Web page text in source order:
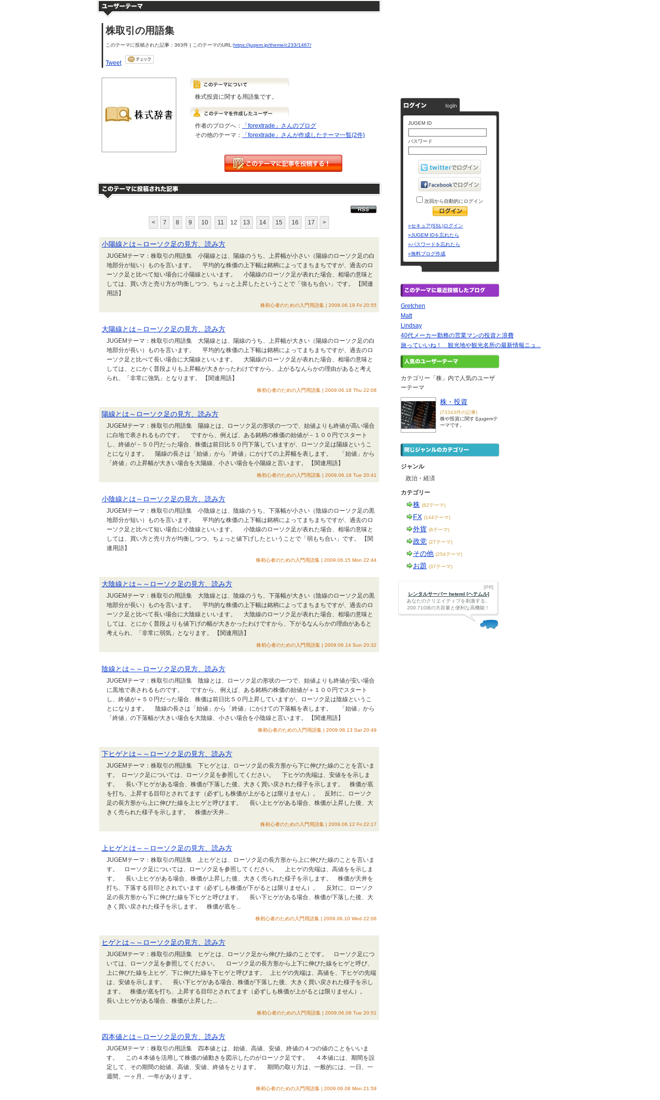
株取引の用語集
このテーマに投稿された記事：363件 | このテーマのURL:https://jugem.jp/theme/c233/1467/
Tweet
株式投資に関する用語集です。
作者のブログへ：
「forextrade」さんのブログ
その他のテーマ：
「forextrade」さんが作成したテーマ一覧(2件)
< 7 8 9 10 11 12 13 14 15 16 17 >
小陽線とは～ローソク足の見方、読み方
JUGEMテーマ：株取引の用語集 小陽線とは、陽線のうち、上昇幅が小さい（陽線のローソク足の白
地部分が短い）ものを言います。 平均的な株価の上下幅は銘柄によってまちまちですが、過去のロ
ーソク足と比べて短い場合に小陽線といいます。 小陽線のローソク足が表れた場合、相場の意味と
しては、買い方と売り方が均衡しつつ、ちょっと上昇したということで「強もち合い」です。 【関連
用語】
株初心者のための入門用語集 | 2009.06.19 Fri 20:55
大陽線とは～ローソク足の見方、読み方
JUGEMテーマ：株取引の用語集 大陽線とは、陽線のうち、上昇幅が大きい（陽線のローソク足の白
地部分が長い）ものを言います。 平均的な株価の上下幅は銘柄によってまちまちですが、過去のロ
ーソク足と比べて長い場合に大陽線といいます。 大陽線のローソク足が表れた場合、相場の意味と
しては、とにかく普段よりも上昇幅が大きかったわけですから、上がるなんらかの理由があると考え
られ、「非常に強気」となります。 【関連用語】
株初心者のための入門用語集 | 2009.06.18 Thu 22:08
陽線とは～ローソク足の見方、読み方
JUGEMテーマ：株取引の用語集 陽線とは、ローソク足の形状の一つで、始値よりも終値が高い場合
に白地で表されるものです。 ですから、例えば、ある銘柄の株価の始値が－１００円でスタート
し、終値が－５０円だった場合、株価は前日比５０円下落していますが、ローソク足は陽線というこ
とになります。 陽線の長さは「始値」から「終値」にかけての上昇幅を表します。 「始値」から
「終値」の上昇幅が大きい場合を大陽線、小さい場合を小陽線と言います。 【関連用語】
株初心者のための入門用語集 | 2009.06.16 Tue 20:41
小陰線とは～ローソク足の見方、読み方
JUGEMテーマ：株取引の用語集 小陰線とは、陰線のうち、下落幅が小さい（陰線のローソク足の黒
地部分が短い）ものを言います。 平均的な株価の上下幅は銘柄によってまちまちですが、過去のロ
ーソク足と比べて短い場合に小陰線といいます。 小陰線のローソク足が表れた場合、相場の意味と
しては、買い方と売り方が均衡しつつ、ちょっと値下げしたということで「弱もち合い」です。 【関
連用語】
株初心者のための入門用語集 | 2009.06.15 Mon 22:44
大陰線とは～～ローソク足の見方、読み方
JUGEMテーマ：株取引の用語集 大陰線とは、陰線のうち、下落幅が大きい（陰線のローソク足の黒
地部分が長い）ものを言います。 平均的な株価の上下幅は銘柄によってまちまちですが、過去のロ
ーソク足と比べて長い場合に大陰線といいます。 大陰線のローソク足が表れた場合、相場の意味と
しては、とにかく普段よりも値下げの幅が大きかったわけですから、下がるなんらかの理由があると
考えられ、「非常に弱気」となります。 【関連用語】
株初心者のための入門用語集 | 2009.06.14 Sun 20:32
陰線とは～～ローソク足の見方、読み方
JUGEMテーマ：株取引の用語集 陰線とは、ローソク足の形状の一つで、始値よりも終値が安い場合
に黒地で表されるものです。 ですから、例えば、ある銘柄の株価の始値が＋１００円でスタート
し、終値が＋５０円だった場合、株価は前日比５０円上昇していますが、ローソク足は陰線というこ
とになります。 陰線の長さは「始値」から「終値」にかけての下落幅を表します。 「始値」から
「終値」の下落幅が大きい場合を大陰線、小さい場合を小陰線と言います。 【関連用語】
株初心者のための入門用語集 | 2009.06.13 Sat 20:49
下ヒゲとは～～ローソク足の見方、読み方
JUGEMテーマ：株取引の用語集 下ヒゲとは、ローソク足の長方形から下に伸びた線のことを言いま
す。 ローソク足については、ローソク足を参照してください。 下ヒゲの先端は、安値をを示しま
す。 長い下ヒゲがある場合、株価が下落した後、大きく買い戻された様子を示します。 株価が底
を打ち、上昇する目印とされてます（必ずしも株価が上がるとは限りません）。 反対に、ローソク
足の長方形から上に伸びた線を上ヒゲと呼びます。 長い上ヒゲがある場合、株価が上昇した後、大
きく売られた様子を示します。 株価が天井...
株初心者のための入門用語集 | 2009.06.12 Fri 22:17
上ヒゲとは～～ローソク足の見方、読み方
JUGEMテーマ：株取引の用語集 上ヒゲとは、ローソク足の長方形から上に伸びた線のことを言いま
す。 ローソク足については、ローソク足を参照してください。 上ヒゲの先端は、高値をを示しま
す。 長い上ヒゲがある場合、株価が上昇した後、大きく売られた様子を示します。 株価が天井を
打ち、下落する目印とされています（必ずしも株価が下がるとは限りません）。 反対に、ローソク
足の長方形から下に伸びた線を下ヒゲと呼びます。 長い下ヒゲがある場合、株価が下落した後、大
きく買い戻された様子を示します。 株価が底を...
株初心者のための入門用語集 | 2009.06.10 Wed 22:06
ヒゲとは～～ローソク足の見方、読み方
JUGEMテーマ：株取引の用語集 ヒゲとは、ローソク足から伸びた線のことです。 ローソク足につ
いては、ローソク足を参照してください。 ローソク足の長方形から上下に伸びた線をヒゲと呼び、
上に伸びた線を上ヒゲ、下に伸びた線を下ヒゲと呼びます。 上ヒゲの先端は、高値を、下ヒゲの先端
は、安値を示します。 長い下ヒゲがある場合、株価が下落した後、大きく買い戻された様子を示し
ます。 株価が底を打ち、上昇する目印とされてます（必ずしも株価が上がるとは限りません）。
長い上ヒゲがある場合、株価が上昇した...
株初心者のための入門用語集 | 2009.06.09 Tue 20:51
四本値とは～ローソク足の見方、読み方
JUGEMテーマ：株取引の用語集 四本値とは、始値、高値、安値、終値の４つの値のことをいいま
す。 この４本値を活用して株価の値動きを図示したのがローソク足です。 ４本値には、期間を設
定して、その期間の始値、高値、安値、終値をとります。 期間の取り方は、一般的には、一日、一
週間、一ヶ月、一年があります。
株初心者のための入門用語集 | 2009.06.08 Mon 21:59
JUGEM ID
パスワード
次回から自動的にログイン
»セキュア(SSL)ログイン
»JUGEM IDを忘れたら
»パスワードを忘れたら
»無料ブログ作成
Gretchen
Matt
Lindsay
40代メーカー勤務の営業マンの投資と浪費
旅っていいね！ 観光地や観光名所の最新情報ニュ...
カテゴリー「株」内で人気のユーザ
ーテーマ
株・投資
(73343件の記事)
株や投資に関するjugemテ
ーマです。
ジャンル
政治・経済
カテゴリー
株 (62テーマ)
FX (144テーマ)
外貨 (6テーマ)
政党 (27テーマ)
その他 (254テーマ)
お題 (37テーマ)
[PR]
レンタルサーバー heteml [ヘテムル]
あなたのクリエイティブを刺激する、
200.71GBの大容量と便利な高機能！